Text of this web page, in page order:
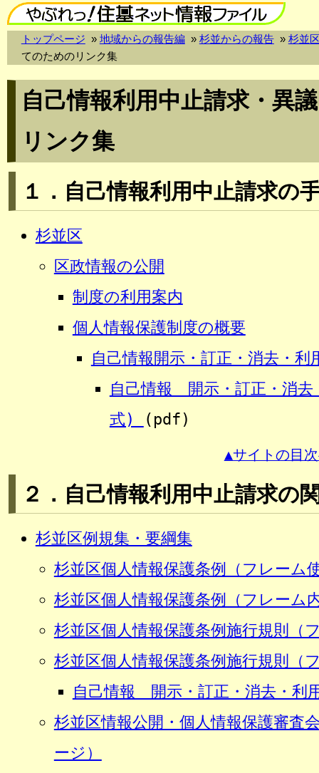
トップページ » 地域からの報告編 » 杉並からの報告 » 杉並
てのためのリンク集
自己情報利用中止請求・異
リンク集
１．自己情報利用中止請求の
杉並区
区政情報の公開
制度の利用案内
個人情報保護制度の概要
自己情報開示・訂正・消去・
自己情報 開示・訂正・消
式)
(pdf)
▲サイトの目
２．自己情報利用中止請求の
杉並区例規集・要綱集
杉並区個人情報保護条例（フレーム
杉並区個人情報保護条例（フレーム
杉並区個人情報保護条例施行規則（
杉並区個人情報保護条例施行規則（
自己情報 開示・訂正・消去・
杉並区情報公開・個人情報保護審査
ージ）